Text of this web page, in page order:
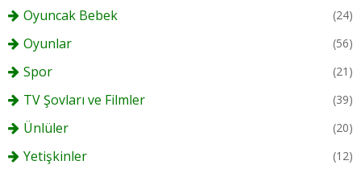
Oyuncak Bebek (24)
Oyunlar (56)
Spor (21)
TV Şovları ve Filmler (39)
Ünlüler (20)
Yetişkinler (12)